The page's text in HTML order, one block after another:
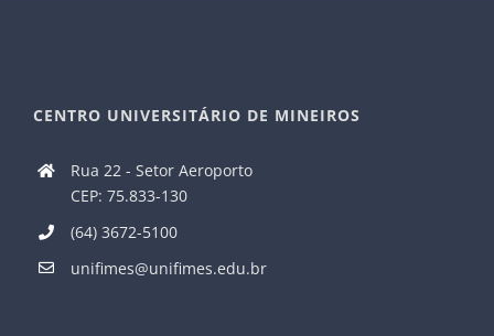
CENTRO UNIVERSITÁRIO DE MINEIROS
Rua 22 - Setor Aeroporto
CEP: 75.833-130
(64) 3672-5100
unifimes@unifimes.edu.br